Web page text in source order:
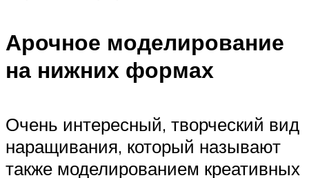
Арочное моделирование
на нижних формах
Очень интересный, творческий вид
наращивания, который называют
также моделированием креативных